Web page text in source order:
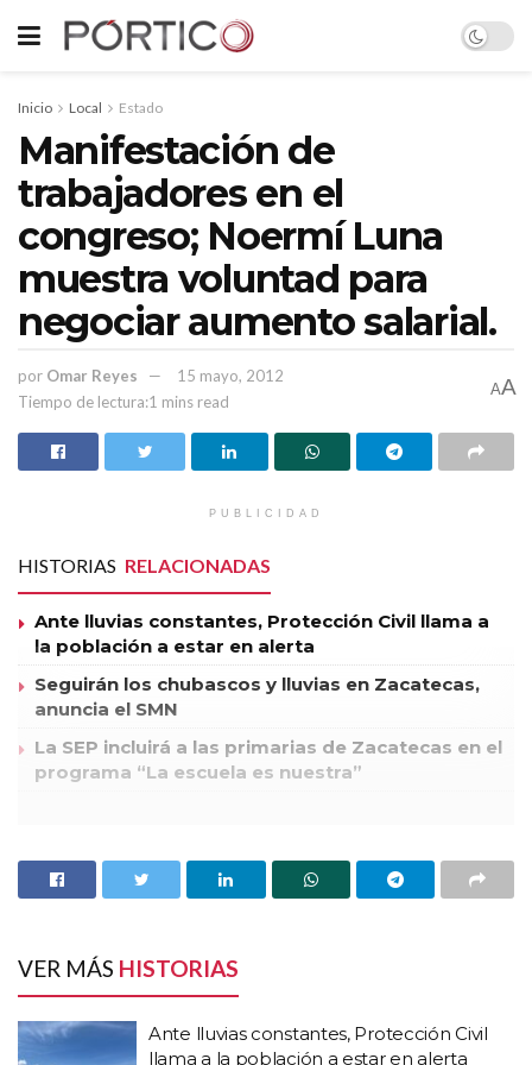
Inicio Local Estado
Manifestación de
trabajadores en el
congreso; Noermí Luna
muestra voluntad para
negociar aumento salarial.
por Omar Reyes
15 mayo, 2012
Tiempo de lectura:1 mins read
AA
PUBLICIDAD
HISTORIAS RELACIONADAS
Ante lluvias constantes, Protección Civil llama a
la población a estar en alerta
Seguirán los chubascos y lluvias en Zacatecas,
anuncia el SMN
La SEP incluirá a las primarias de Zacatecas en el
programa “La escuela es nuestra”
diputada Noemí Berenice Luna Ayala, presidenta de la
Comisión de Planeación, Patrimonio y Finanzas, en relación a
Legislatura que solicitan incremento salarial.
Los trabajadores, sindicalizados, 110 en total, realizaron una
manifestación en el vestíbulo del edificio del Poder
Legislativo, piden incremento laboral de ocho por ciento.
VER MÁS HISTORIAS
Ante lluvias constantes, Protección Civil
llama a la población a estar en alerta